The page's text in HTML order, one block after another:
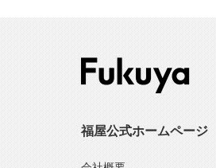
福屋公式ホームページ